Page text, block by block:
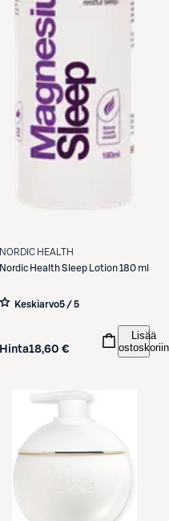
NORDIC HEALTH
Nordic HealthSleep Lotion 180 ml
Keskiarvo5 / 5
Hinta18,60 €
Lisää
ostoskoriin